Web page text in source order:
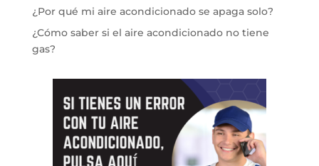
¿Por qué mi aire acondicionado se apaga solo?
¿Cómo saber si el aire acondicionado no tiene
gas?